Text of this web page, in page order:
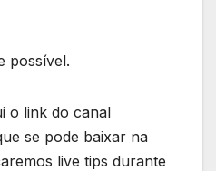
possível.
o link do canal
se pode baixar na
live tips durante